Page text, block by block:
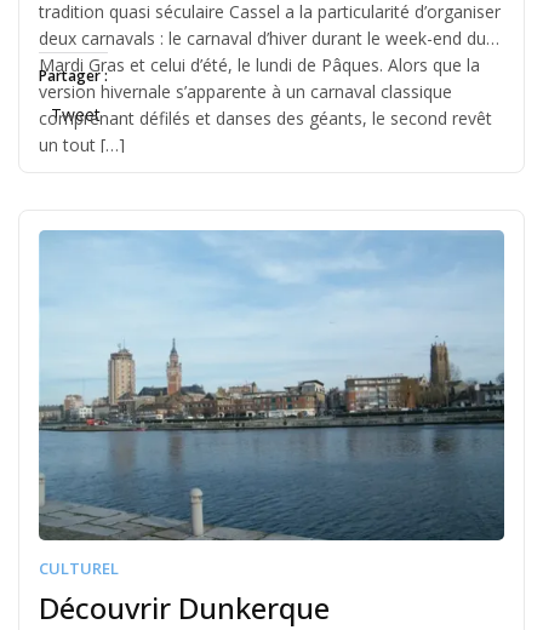
tradition quasi séculaire Cassel a la particularité d’organiser
deux carnavals : le carnaval d’hiver durant le week-end du
Mardi Gras et celui d’été, le lundi de Pâques. Alors que la
version hivernale s’apparente à un carnaval classique
comprenant défilés et danses des géants, le second revêt
un tout […]
Partager :
Tweet
CULTUREL
Découvrir Dunkerque